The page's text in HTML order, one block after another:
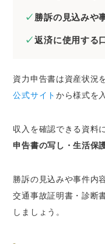
勝訴の見込みや
返済に使用する
資力申告書は資産状況
公式サイト から様式を
収入を確認できる資料
申告書の写し・生活保
勝訴の見込みや事件内
交通事故証明書・診断
しましょう。